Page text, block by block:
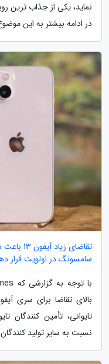
در ادامه بیشتر به این
تقاضای
سامسونگ در اولویت قرار
تایوانی، تأمین
نسبت به سایر تولید